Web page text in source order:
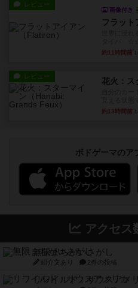
レビュー
画像付き
フラット
約11時間前
レビュー 花火：ス
約13時間前
ボドゲーマのア
アクセス
無限まちがいさがし
紹介文あり 2件の投稿
リワイルド：サウスアメ